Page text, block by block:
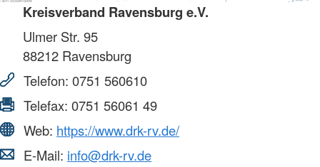
Kreisverband Ravensburg e.V.
Ulmer Str. 95
88212 Ravensburg
Telefon: 0751 560610
Telefax: 0751 56061 49
Web: https://www.drk-rv.de/
E-Mail: info@drk-rv.de